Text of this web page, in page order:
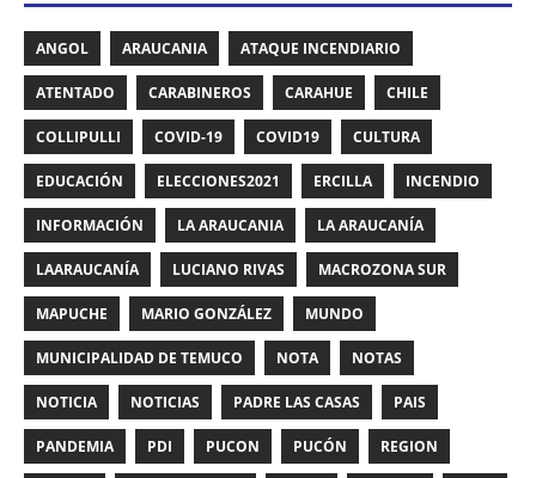
ANGOL ARAUCANIA ATAQUE INCENDIARIO
ATENTADO CARABINEROS CARAHUE CHILE
COLLIPULLI COVID-19 COVID19 CULTURA
EDUCACIÓN ELECCIONES2021 ERCILLA INCENDIO
INFORMACIÓN LA ARAUCANIA LA ARAUCANÍA
LAARAUCANÍA LUCIANO RIVAS MACROZONA SUR
MAPUCHE MARIO GONZÁLEZ MUNDO
MUNICIPALIDAD DE TEMUCO NOTA NOTAS
NOTICIA NOTICIAS PADRE LAS CASAS PAIS
PANDEMIA PDI PUCON PUCÓN REGION